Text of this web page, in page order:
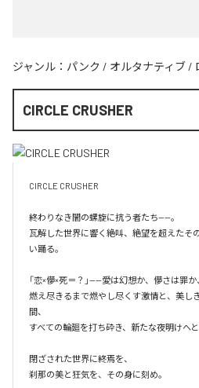
ジャンル： パンク / オルタナティブ /
CIRCLE CRUSHER
CIRCLE CRUSHER
終わりなき闇の螺旋に抗う者たち——。
瓦解した世界に響く絶叫、絶望を超えたそ
い踊る。
「恋×儚×死＝？」——愛は幻想か、儚さは罪か
燃え尽きるまで燃やし尽くす激情と、美し
間、
すべての輪廻を打ち砕き、新たな夜明けへと
閉ざされた世界に終焉を、
刹那の美と狂気を、その身に刻め。